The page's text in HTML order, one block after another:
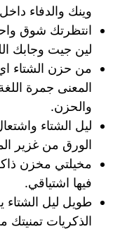
وينك والدفاء
انتظرتك شوق
لين جيت وجابك
من حزن الشتاء
المعنى جمرة
والحزن.
ليل الشتاء
الورق من غزير
مخيلتي مخزن
فيها اشتياقي.
طويل ليل
الذكريات